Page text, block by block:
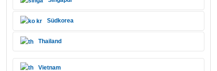
Südkorea
Thailand
Vietnam